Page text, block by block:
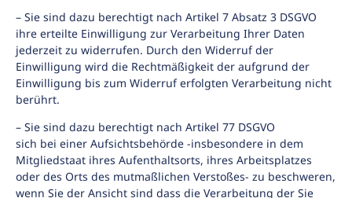
– Sie sind dazu berechtigt nach Artikel 7 Absatz 3 DSGVO
ihre erteilte Einwilligung zur Verarbeitung Ihrer Daten
jederzeit zu widerrufen. Durch den Widerruf der
Einwilligung wird die Rechtmäßigkeit der aufgrund der
Einwilligung bis zum Widerruf erfolgten Verarbeitung nicht
berührt.
– Sie sind dazu berechtigt nach Artikel 77 DSGVO
sich bei einer Aufsichtsbehörde -insbesondere in dem
Mitgliedstaat ihres Aufenthaltsorts, ihres Arbeitsplatzes
oder des Orts des mutmaßlichen Verstoßes- zu beschweren,
wenn Sie der Ansicht sind dass die Verarbeitung der Sie